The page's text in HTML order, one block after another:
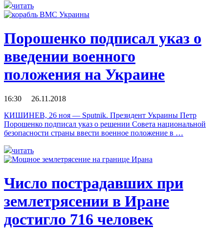
читать
Порошенко подписал указ о
введении военного
положения на Украине
16:30 26.11.2018
КИШИНЕВ, 26 ноя — Sputnik. Президент Украины Петр
Порошенко подписал указ о решении Совета национальной
безопасности страны ввести военное положение в …
читать
Число пострадавших при
землетрясении в Иране
достигло 716 человек